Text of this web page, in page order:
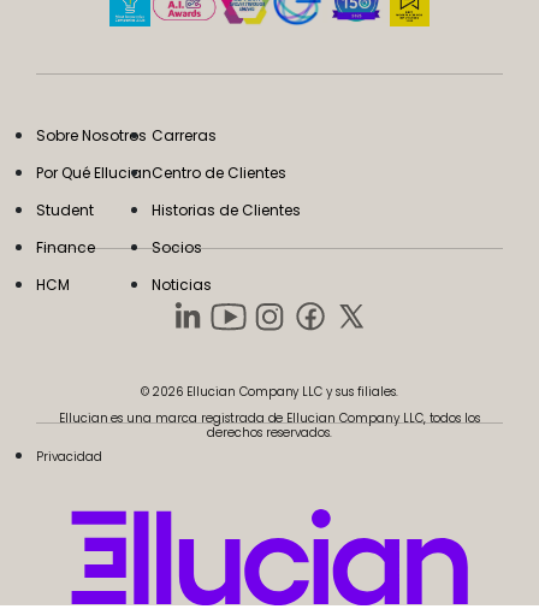
Sobre Nosotros
Por Qué Ellucian
Student
Finance
HCM
Carreras
Centro de Clientes
Historias de Clientes
Socios
Noticias
© 2026 Ellucian Company LLC y sus filiales.
Ellucian es una marca registrada de Ellucian Company LLC, todos los
derechos reservados.
Privacidad